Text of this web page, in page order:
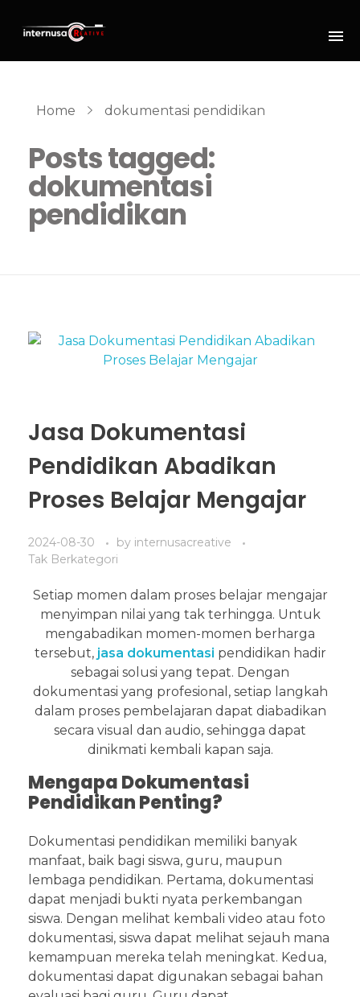
Home dokumentasi pendidikan
Posts tagged:
dokumentasi
pendidikan
Jasa Dokumentasi
Pendidikan Abadikan
Proses Belajar Mengajar
2024-08-30 by internusacreative
Tak Berkategori
Setiap momen dalam proses belajar mengajar
menyimpan nilai yang tak terhingga. Untuk
mengabadikan momen-momen berharga
tersebut, jasa dokumentasi pendidikan hadir
sebagai solusi yang tepat. Dengan
dokumentasi yang profesional, setiap langkah
dalam proses pembelajaran dapat diabadikan
secara visual dan audio, sehingga dapat
dinikmati kembali kapan saja.
Mengapa Dokumentasi
Pendidikan Penting?
Dokumentasi pendidikan memiliki banyak
manfaat, baik bagi siswa, guru, maupun
lembaga pendidikan. Pertama, dokumentasi
dapat menjadi bukti nyata perkembangan
siswa. Dengan melihat kembali video atau foto
dokumentasi, siswa dapat melihat sejauh mana
kemampuan mereka telah meningkat. Kedua,
dokumentasi dapat digunakan sebagai bahan